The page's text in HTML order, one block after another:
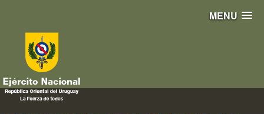
MENU
condor